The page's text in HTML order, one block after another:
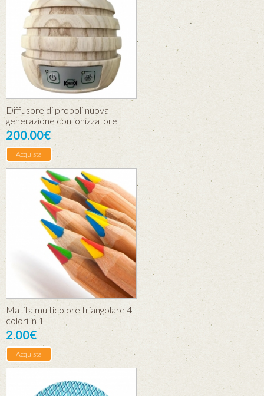
Diffusore di propoli nuova
generazione con ionizzatore
200.00€
Acquista
Matita multicolore triangolare 4
colori in 1
2.00€
Acquista